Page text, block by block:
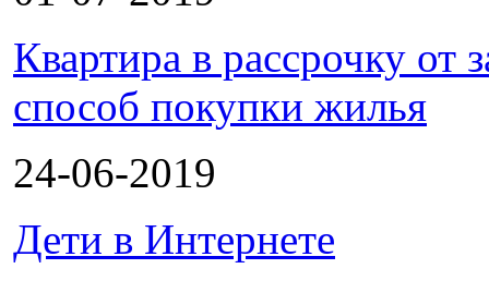
Квартира в рассрочку
способ покупки жилья
24-06-2019
Дети в Интернете